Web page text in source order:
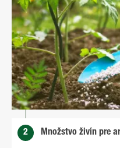
2 Množstvo živín pre